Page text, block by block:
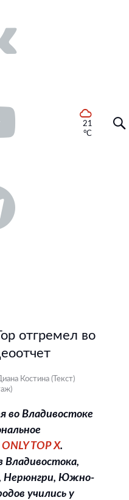
21
°C
отгремел во
Костина (Текст)
во Владивостоке
ONLY TOP X.
Нерюнгри, Южно-
учились у